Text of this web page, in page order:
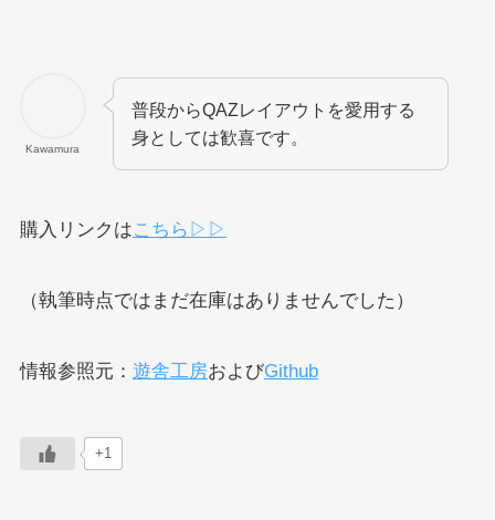
Kawamura
普段からQAZレイアウトを愛用する
身としては歓喜です。
購入リンクはこちら▷▷
（執筆時点ではまだ在庫はありませんでした）
情報参照元： 遊舎工房およびGithub
+1